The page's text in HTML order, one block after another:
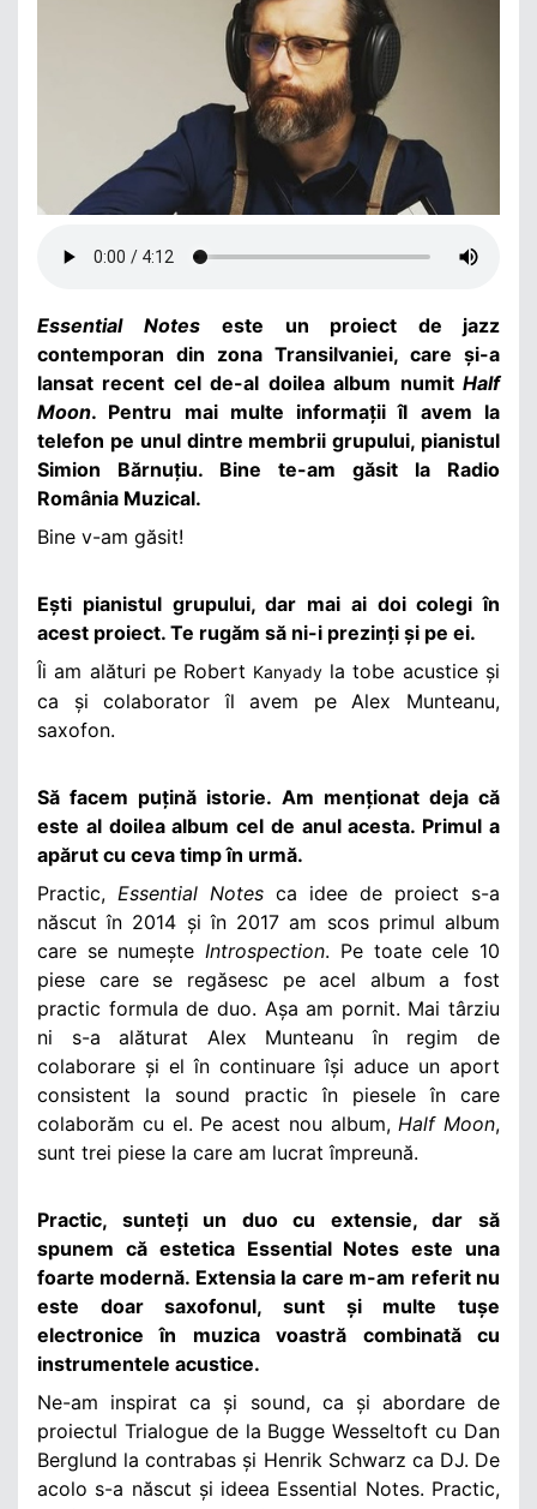
Essential Notes
este un proiect de jazz
contemporan din zona Transilvaniei, care și-a
lansat recent cel de-al doilea album numit Half
Moon. Pentru mai multe informații îl avem la
telefon pe unul dintre membrii grupului, pianistul
Simion Bărnuțiu. Bine te-am găsit la Radio
România Muzical.
Bine v-am găsit!
Ești pianistul grupului, dar mai ai doi colegi în
acest proiect. Te rugăm să ni-i prezinți și pe ei.
Îi am alături pe Robert Kanyadyla tobe acustice și
ca și colaborator îl avem pe Alex Munteanu,
saxofon.
Să facem puțină istorie. Am menționat deja că
este al doilea album cel de anul acesta. Primul a
apărut cu ceva timp în urmă.
Practic, Essential Notes ca idee de proiect s-a
născut în 2014 și în 2017 am scos primul album
care se numeșteIntrospection. Pe toate cele 10
piese care se regăsesc pe acel album a fost
practic formula de duo. Așa am pornit. Mai târziu
ni s-a alăturat Alex Munteanu în regim de
colaborare și el în continuare își aduce un aport
consistent la sound practic în piesele în care
colaborăm cu el. Pe acest nou album,Half Moon,
sunt trei piese la care am lucrat împreună.
Practic, sunteți un duo cu extensie, dar să
spunem că estetica Essential Notes este una
foarte modernă. Extensia la care m-am referit nu
este doar saxofonul, sunt și multe tușe
electronice în muzica voastră combinată cu
instrumentele acustice.
Ne-am inspirat ca și sound, ca și abordare de
proiectul Trialogue de la Bugge Wesseltoft cu Dan
Berglund la contrabas și Henrik Schwarz ca DJ. De
acolo s-a născut și ideea Essential Notes. Practic,